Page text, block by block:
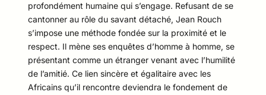
profondément humaine qui s’engage. Refusant de se
cantonner au rôle du savant détaché, Jean Rouch
s’impose une méthode fondée sur la proximité et le
respect. Il mène ses enquêtes d’homme à homme, se
présentant comme un étranger venant avec l’humilité
de l’amitié. Ce lien sincère et égalitaire avec les
Africains qu’il rencontre deviendra le fondement de